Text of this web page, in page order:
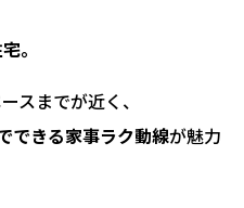
。
スまでが近く、
できる家事ラク動線が魅力